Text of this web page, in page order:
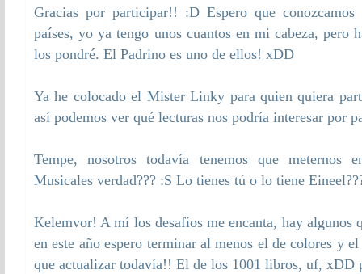
Gracias por participar!! :D Espero que
países, yo ya tengo unos cuantos en mi cabeza, pero
los pondré. El Padrino es uno de ellos! xDD
Ya he colocado el Mister Linky para quien quiera
así podemos ver qué lecturas nos podría interesar por
Tempe, nosotros todavía tenemos que
Musicales verdad??? :S Lo tienes tú o lo tiene
Kelemvor! A mí los desafíos me encanta, hay algunos
en este año espero terminar al menos el de colores y
que actualizar todavía!! El de los 1001 libros, uf, xDD